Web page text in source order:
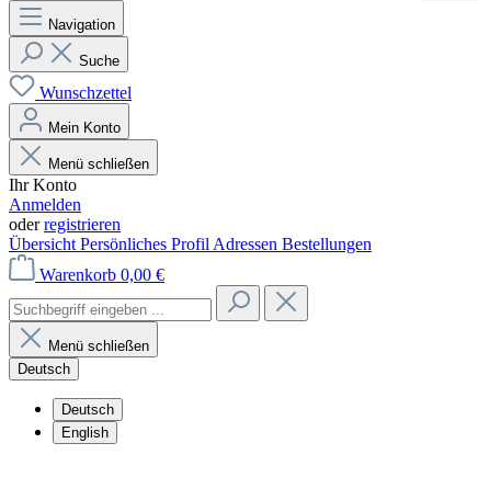
Navigation
Suche
Wunschzettel
Mein Konto
Menü schließen
Ihr Konto
Anmelden
oderregistrieren
Übersicht Persönliches Profil Adressen Bestellungen
Warenkorb 0,00 €
Menü schließen
Deutsch
Deutsch
English